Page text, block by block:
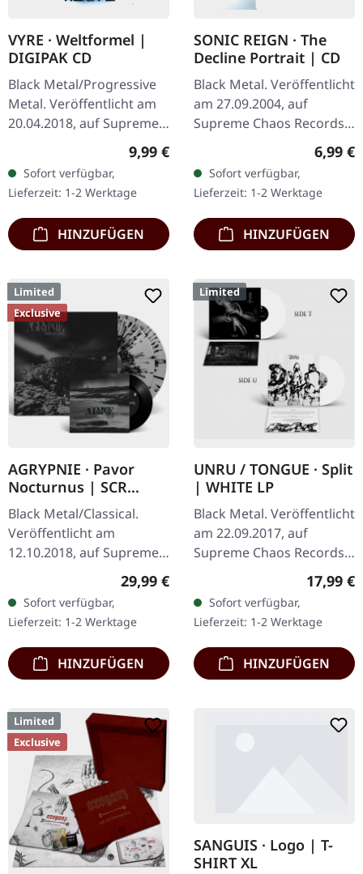
VYRE · Weltformel |
DIGIPAK CD
Black Metal/Progressive
Metal. Veröffentlicht am
20.04.2018, auf Supreme
Chaos Records. Limitierte
Erstauflage als CD im
DigiPak. Schnall Dich an,…
Regulärer Preis:
9,99 €
Sofort verfügbar,
Lieferzeit: 1-2 Werktage
HINZUFÜGEN
SONIC REIGN · The
Decline Portrait | CD
Black Metal. Veröffentlicht
am 27.09.2004, auf
Supreme Chaos Records.
Booklet. Sonic Reign
entfesselt mit „The
Decline Portrait"…
6,99 €
Sofort verfügbar,
Lieferzeit: 1-2 Werktage
HINZUFÜGEN
Limited
Exclusive
AGRYPNIE · Pavor
Nocturnus | SCR
GREY/BLACK SPLATTER
2LP+7" BUNDLE
Black Metal/Classical.
Veröffentlicht am
12.10.2018, auf Supreme
Chaos Records. Schweres
180g Doppel-Vinyl im
Gatefold-Cover mit der
extra 7" Single…
Regulärer Preis:
29,99 €
Sofort verfügbar,
Lieferzeit: 1-2 Werktage
HINZUFÜGEN
Limited
UNRU / TONGUE · Split
| WHITE LP
Black Metal. Veröffentlicht
am 22.09.2017, auf
Supreme Chaos Records.
Weißes Vinyl, limitiert auf
handnummerierte
Exemplare. · 180g Vinyl
für…
17,99 €
Sofort verfügbar,
Lieferzeit: 1-2 Werktage
HINZUFÜGEN
Limited
Exclusive
SANGUIS · Logo | T-
SHIRT XL